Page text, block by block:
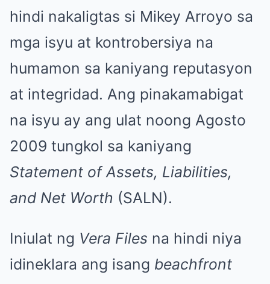
hindi nakaligtas si Mikey Arroyo sa
mga isyu at kontrobersiya na
humamon sa kaniyang reputasyon
at integridad. Ang pinakamabigat
na isyu ay ang ulat noong Agosto
2009 tungkol sa kaniyang
Statement of Assets, Liabilities,
and Net Worth (SALN).
Iniulat ng Vera Files na hindi niya
idineklara ang isang beachfront